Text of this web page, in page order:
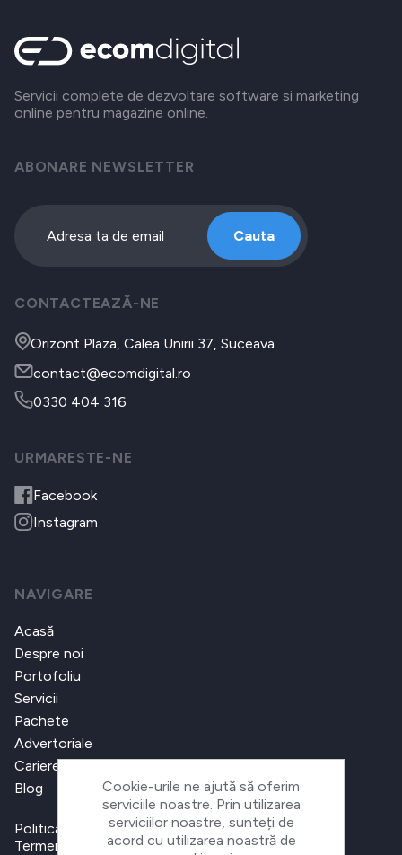
Servicii complete de dezvoltare software si marketing
online pentru magazine online.
ABONARE NEWSLETTER
Cauta
CONTACTEAZĂ-NE
Orizont Plaza, Calea Unirii 37, Suceava
contact@ecomdigital.ro
0330 404 316
URMARESTE-NE
Facebook
Instagram
NAVIGARE
Acasă
Despre noi
Portofoliu
Servicii
Pachete
Advertoriale
Cariere
Blog
Politica de confidențialitate
Termeni și condiții
Cookie-urile ne ajută să oferim
serviciile noastre. Prin utilizarea
serviciilor noastre, sunteți de
acord cu utilizarea noastră de